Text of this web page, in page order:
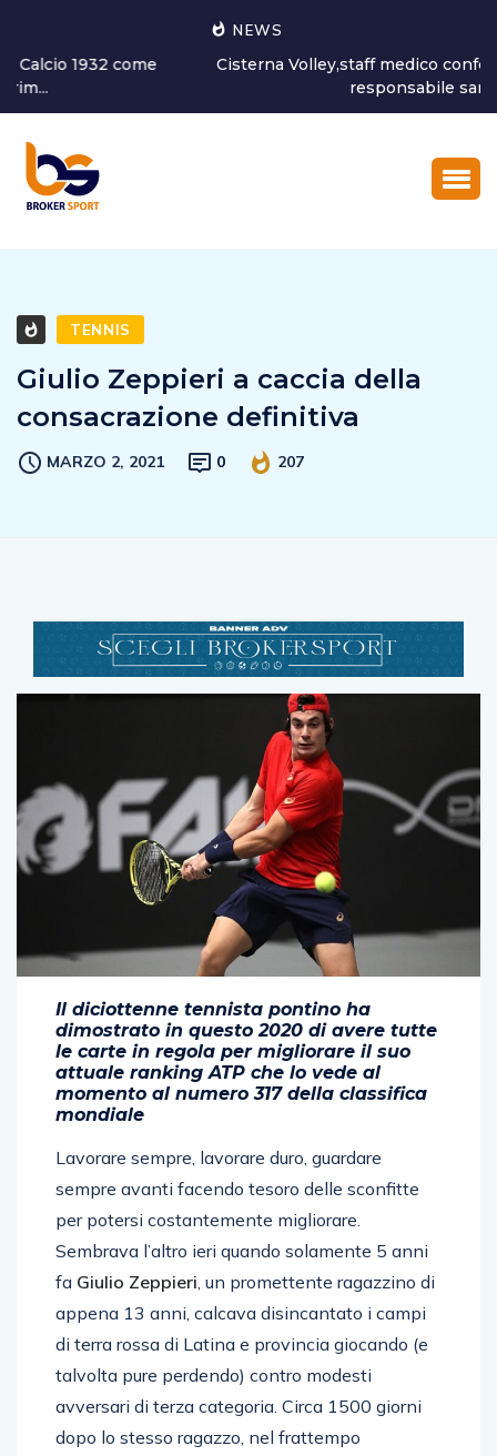
NEWS
Cisterna Volley,staff medico confermato in blocco. Il
TENNIS
Giulio Zeppieri a caccia della
consacrazione definitiva
MARZO 2, 2021 0 207
Il diciottenne tennista pontino ha
dimostrato in questo 2020 di avere tutte
le carte in regola per migliorare il suo
attuale ranking ATP che lo vede al
momento al numero 317 della classifica
mondiale
Lavorare sempre, lavorare duro, guardare
sempre avanti facendo tesoro delle sconfitte
per potersi costantemente migliorare.
Sembrava l’altro ieri quando solamente 5 anni
fa Giulio Zeppieri, un promettente ragazzino di
appena 13 anni, calcava disincantato i campi
di terra rossa di Latina e provincia giocando (e
talvolta pure perdendo) contro modesti
avversari di terza categoria. Circa 1500 giorni
dopo lo stesso ragazzo, nel frattempo